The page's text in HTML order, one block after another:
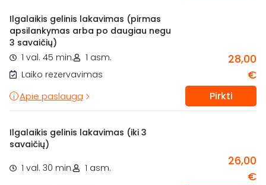
Ilgalaikis gelinis lakavimas (pirmas
apsilankymas arba po daugiau negu
3 savaičių)
1 val. 45 min.
1 asm.
Laiko rezervavimas
28,00
€
Apie paslaugą Pirkti
Ilgalaikis gelinis lakavimas (iki 3
savaičių)
1 val. 30 min. 1 asm.
26,00
€